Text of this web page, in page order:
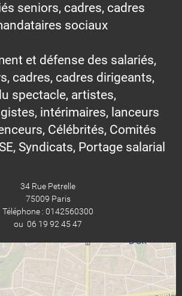
seniors, cadres, cadres
sociaux
et défense des salariés,
cadres, cadres dirigeants,
spectacle, artistes,
intérimaires, lanceurs
Célébrités, Comités
Syndicats, Portage salarial
34 Rue Petrelle
75009 Paris
Téléphone : 0142560300
ou 06 19 92 45 47